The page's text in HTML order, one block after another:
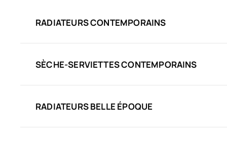
RADIATEURS CONTEMPORAINS
SÈCHE-SERVIETTES CONTEMPORAINS
RADIATEURS BELLE ÉPOQUE